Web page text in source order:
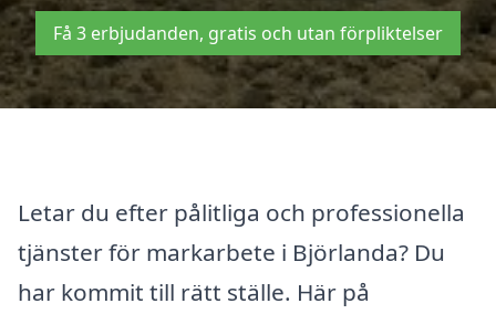
Få 3 erbjudanden, gratis och utan förpliktelser
Letar du efter pålitliga och professionella
tjänster för markarbete i Björlanda? Du
har kommit till rätt ställe. Här på